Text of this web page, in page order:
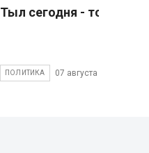
Тыл сегодня - тоже
ПОЛИТИКА 07 августа 2026